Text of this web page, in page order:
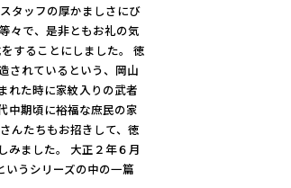
タッフの厚かましさにび
々で、是非ともお礼の気
することにしました。 徳
されているという、岡山
れた時に家紋入りの武者
中期頃に裕福な庶民の家
んたちもお招きして、徳
みました。 大正２年６月
いうシリーズの中の一篇